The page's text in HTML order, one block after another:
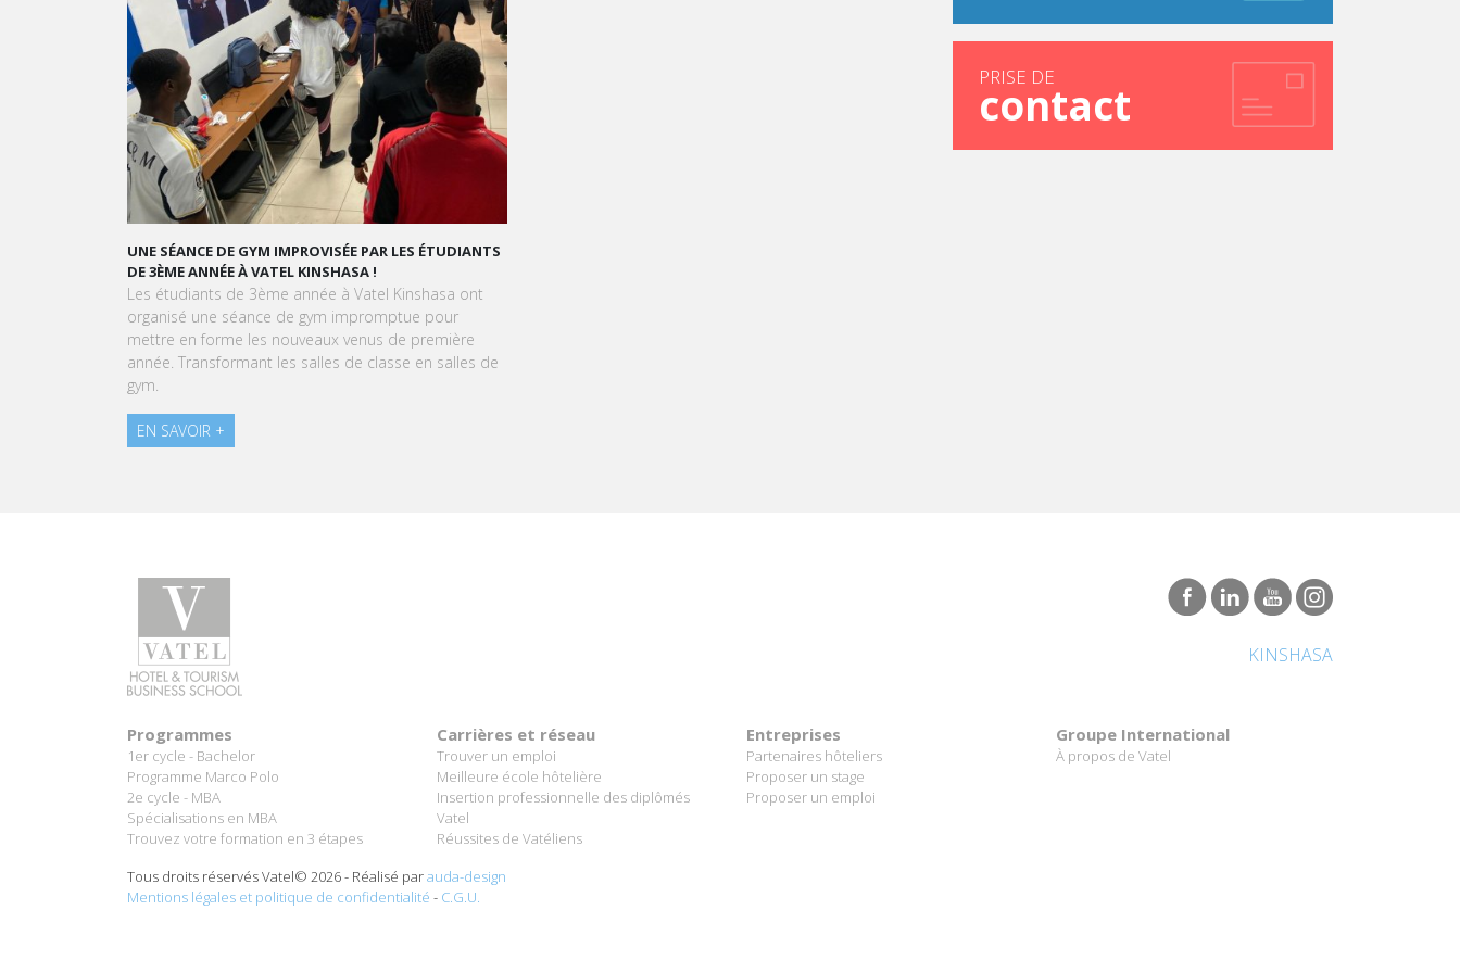
UNE SÉANCE DE GYM IMPROVISÉE PAR LES ÉTUDIANTS
DE 3ÈME ANNÉE À VATEL KINSHASA !
Les étudiants de 3ème année à Vatel Kinshasa ont
organisé une séance de gym impromptue pour
mettre en forme les nouveaux venus de première
année. Transformant les salles de classe en salles de
gym.
EN SAVOIR +
GRAND ORAL : TRANSFORMONS LE STRESS EN SUCCÈS
pâtissière.
PRISE DE
contact
KINSHASA
Programmes
1er cycle - Bachelor
Programme Marco Polo
2e cycle - MBA
Spécialisations en MBA
Trouvez votre formation en 3 étapes
Carrières et réseau
Trouver un emploi
Meilleure école hôtelière
Insertion professionnelle des diplômés
Vatel
Réussites de Vatéliens
Entreprises
Partenaires hôteliers
Proposer un stage
Proposer un emploi
Groupe International
À propos de Vatel
Tous droits réservés Vatel© 2026 - Réalisé parauda-design
Mentions légales et politique de confidentialité - C.G.U.